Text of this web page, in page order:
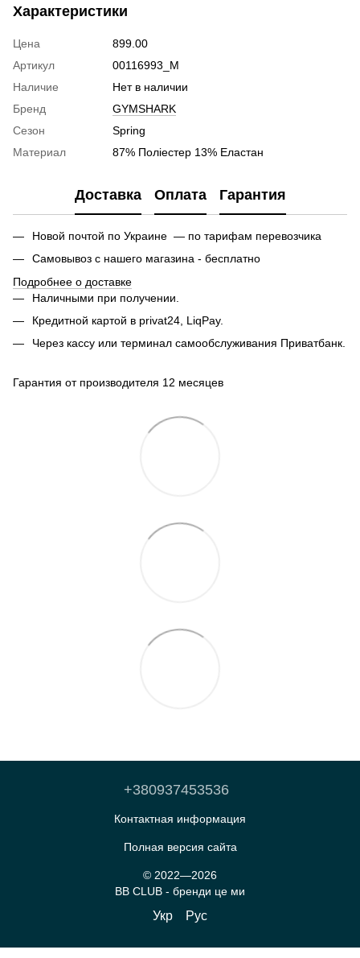
Характеристики
Цена
899.00
Артикул
00116993_M
Наличие
Нет в наличии
Бренд
GYMSHARK
Сезон
Spring
Материал
87% Поліестер 13% Еластан
Доставка Оплата Гарантия
Новой почтой по Украине — по тарифам перевозчика
Самовывоз с нашего магазина - бесплатно
Подробнее о доставке
Наличными при получении.
Кредитной картой в privat24, LiqPay.
Через кассу или терминал самообслуживания Приватбанк.
Гарантия от производителя 12 месяцев
+380937453536
Контактная информация
Полная версия сайта
© 2022—2026
BB CLUB - бренди це ми
Укр Рус